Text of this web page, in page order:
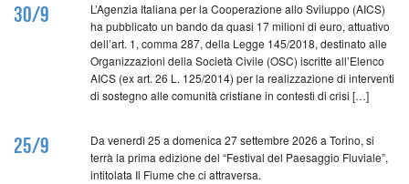
30/9
L’Agenzia Italiana per la Cooperazione allo Sviluppo (AICS)
ha pubblicato un bando da quasi 17 milioni di euro, attuativo
dell’art. 1, comma 287, della Legge 145/2018, destinato alle
Organizzazioni della Società Civile (OSC) iscritte all’Elenco
AICS (ex art. 26 L. 125/2014) per la realizzazione di interventi
di sostegno alle comunità cristiane in contesti di crisi […]
25/9
Da venerdì 25 a domenica 27 settembre 2026 a Torino, si
terrà la prima edizione del “Festival del Paesaggio Fluviale”,
intitolata Il Fiume che ci attraversa.